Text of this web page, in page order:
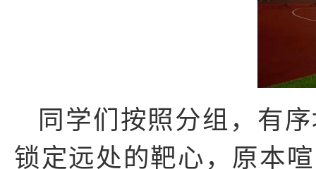
同学们按照分组，有
锁定远处的靶心，原本